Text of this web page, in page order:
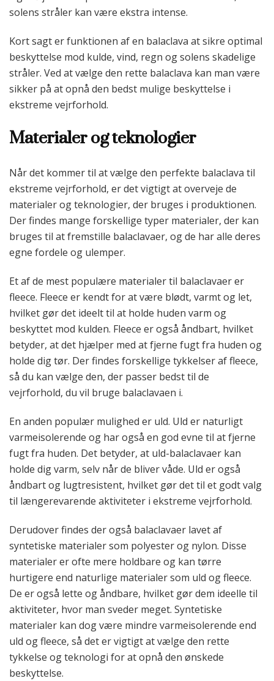
solens stråler kan være ekstra intense.
Kort sagt er funktionen af en balaclava at sikre optimal
beskyttelse mod kulde, vind, regn og solens skadelige
stråler. Ved at vælge den rette balaclava kan man være
sikker på at opnå den bedst mulige beskyttelse i
ekstreme vejrforhold.
Materialer og teknologier
Når det kommer til at vælge den perfekte balaclava til
ekstreme vejrforhold, er det vigtigt at overveje de
materialer og teknologier, der bruges i produktionen.
Der findes mange forskellige typer materialer, der kan
bruges til at fremstille balaclavaer, og de har alle deres
egne fordele og ulemper.
Et af de mest populære materialer til balaclavaer er
fleece. Fleece er kendt for at være blødt, varmt og let,
hvilket gør det ideelt til at holde huden varm og
beskyttet mod kulden. Fleece er også åndbart, hvilket
betyder, at det hjælper med at fjerne fugt fra huden og
holde dig tør. Der findes forskellige tykkelser af fleece,
så du kan vælge den, der passer bedst til de
vejrforhold, du vil bruge balaclavaen i.
En anden populær mulighed er uld. Uld er naturligt
varmeisolerende og har også en god evne til at fjerne
fugt fra huden. Det betyder, at uld-balaclavaer kan
holde dig varm, selv når de bliver våde. Uld er også
åndbart og lugtresistent, hvilket gør det til et godt valg
til længerevarende aktiviteter i ekstreme vejrforhold.
Derudover findes der også balaclavaer lavet af
syntetiske materialer som polyester og nylon. Disse
materialer er ofte mere holdbare og kan tørre
hurtigere end naturlige materialer som uld og fleece.
De er også lette og åndbare, hvilket gør dem ideelle til
aktiviteter, hvor man sveder meget. Syntetiske
materialer kan dog være mindre varmeisolerende end
uld og fleece, så det er vigtigt at vælge den rette
tykkelse og teknologi for at opnå den ønskede
beskyttelse.